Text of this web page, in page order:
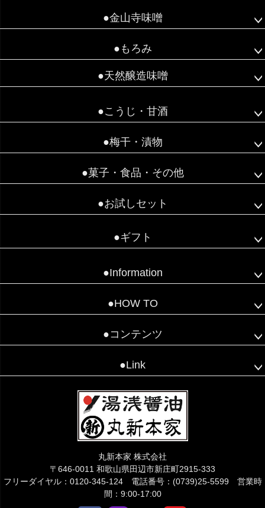
●金山寺味噌
●もろみ
●天然醸造味噌
●こうじ・甘酒
●梅干・漬物
●菓子・食品・その他
●お試しセット
●ギフト
●Information
●HOW TO
●コンテンツ
●Link
丸新本家 株式会社
〒646-0011 和歌山県田辺市新庄町2915-333
フリーダイヤル：0120-345-124 電話番号：(0739)25-5599 営業時
間：9:00-17:00